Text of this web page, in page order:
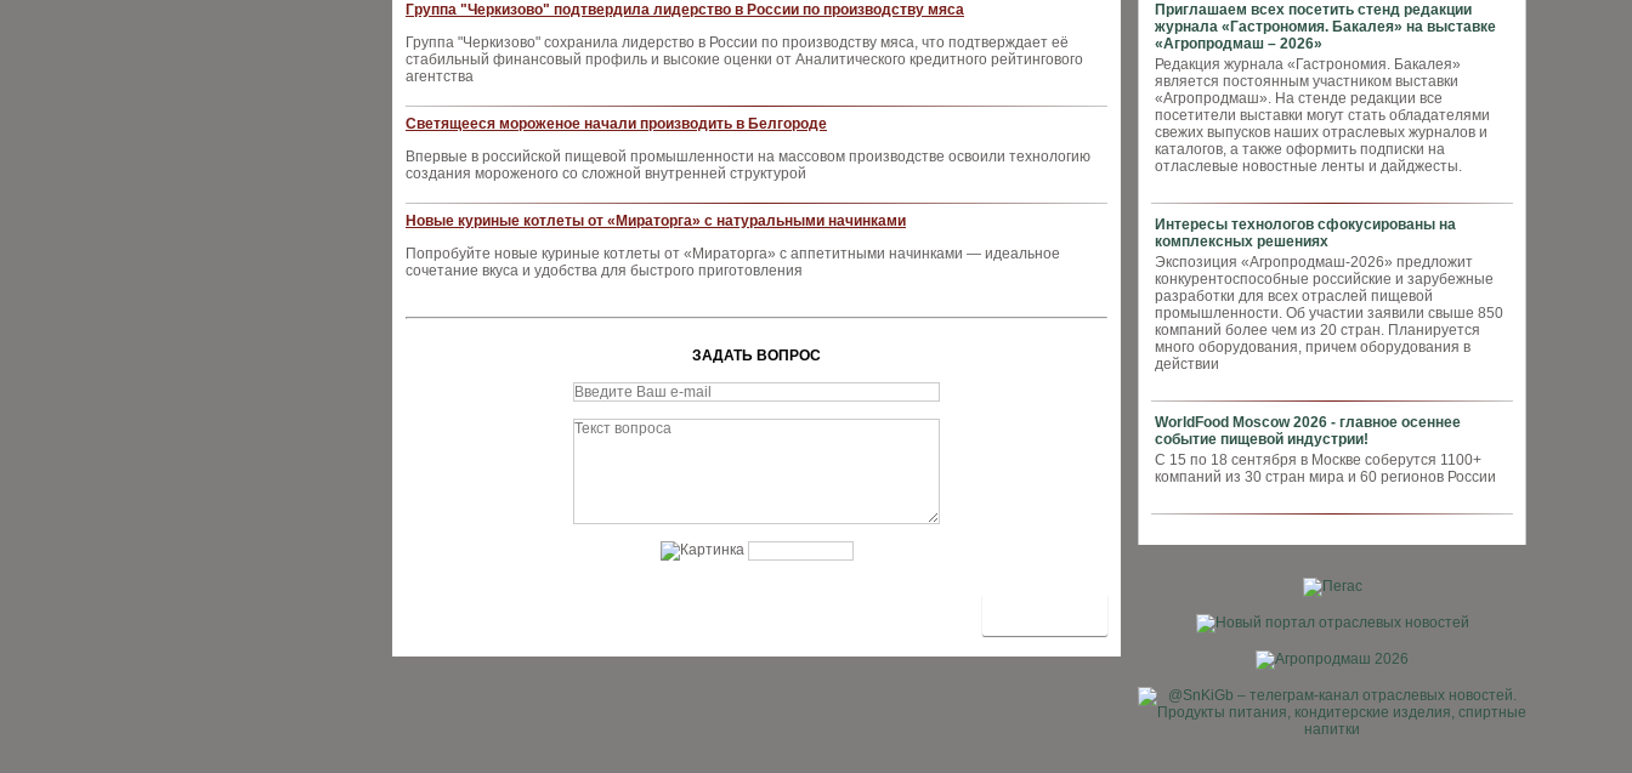
Приглашаем всех посетить стенд редакции
журнала «Гастрономия. Бакалея» на выставке
«Агропродмаш – 2026»
Редакция журнала «Гастрономия. Бакалея»
является постоянным участником выставки
«Агропродмаш». На стенде редакции все
посетители выставки могут стать обладателями
свежих выпусков наших отраслевых журналов и
каталогов, а также оформить подписки на
отласлевые новостные ленты и дайджесты.
Интересы технологов сфокусированы на
комплексных решениях
Экспозиция «Агропродмаш-2026» предложит
конкурентоспособные российские и зарубежные
разработки для всех отраслей пищевой
промышленности. Об участии заявили свыше 850
компаний более чем из 20 стран. Планируется
много оборудования, причем оборудования в
действии
WorldFood Moscow 2026 - главное осеннее
событие пищевой индустрии!
С 15 по 18 сентября в Москве соберутся 1100+
компаний из 30 стран мира и 60 регионов России
Группа "Черкизово" подтвердила лидерство в России по производству мяса
Группа "Черкизово" сохранила лидерство в России по производству мяса, что подтверждает её
стабильный финансовый профиль и высокие оценки от Аналитического кредитного рейтингового
агентства
Светящееся мороженое начали производить в Белгороде
Впервые в российской пищевой промышленности на массовом производстве освоили технологию
создания мороженого со сложной внутренней структурой
Новые куриные котлеты от «Мираторга» с натуральными начинками
Попробуйте новые куриные котлеты от «Мираторга» с аппетитными начинками — идеальное
сочетание вкуса и удобства для быстрого приготовления
ЗАДАТЬ ВОПРОС